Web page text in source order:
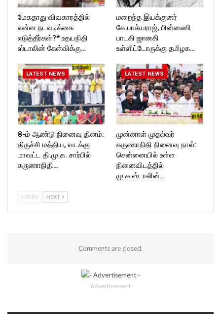
மேகதாது விவகாரத்தில்
என்ன நடவடிக்கை
எடுத்தீர்கள்?* உதயநிதி
ஸ்டாலின் கேள்விக்கு…
மறைந்த இயக்குனர்
கே.பாக்யராஜ், பின்னணி
பாடகி ஜானகி
உள்ளிட்டோருக்கு தமிழக…
LATEST NEWS
8-ம் ஆண்டு நினைவு தினம்:
திருச்சி மத்திய, வடக்கு
மாவட்ட தி.மு.க. சார்பில்
கருணாநிதி…
LATEST NEWS
முன்னாள் முதல்வர்
கருணாநிதி நினைவு நாள்:
சென்னையில் உள்ள
நினைவிடத்தில்
மு.க.ஸ்டாலின்…
PREV NEXT
Comments are closed.
- Advertisement -